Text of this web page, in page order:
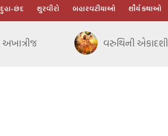
દુહા-છંદ શુરવીરો બહારવટીયાઓ શૌર્ય કથાઓ
અખાત્રીજ વરુથિની એકાદશી